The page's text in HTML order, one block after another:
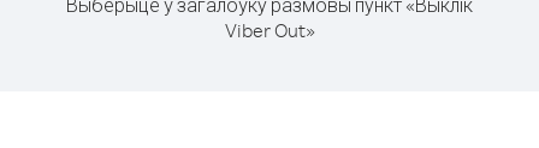
Выберыце ў загалоўку размовы пункт «Выклік
Viber Out»